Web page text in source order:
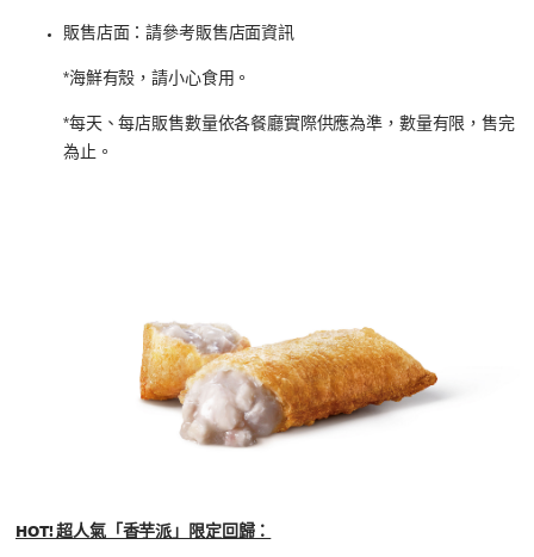
販售店面：請參考販售店面資訊
*海鮮有殼，請小心食用。
*每天、每店販售數量依各餐廳實際供應為準，數量有限，售完
為止。
HOT! 超人氣「香芋派」限定回歸：